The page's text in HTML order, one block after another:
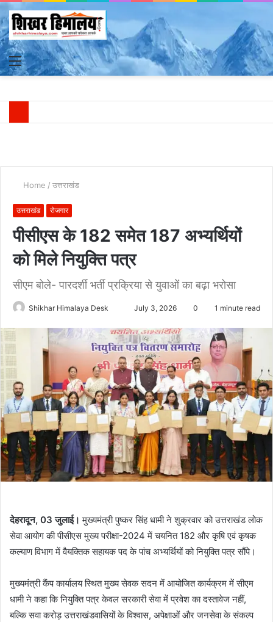
Menu
Home / उत्तराखंड
उत्तराखंड रोजगार
पीसीएस के 182 समेत 187 अभ्यर्थियों
को मिले नियुक्ति पत्र
सीएम बोले- पारदर्शी भर्ती प्रक्रिया से युवाओं का बढ़ा भरोसा
Shikhar Himalaya Desk
Send
email
July 3, 2026 0 1 minute read
देहरादून, 03 जुलाई। मुख्यमंत्री पुष्कर सिंह धामी ने शुक्रवार को उत्तराखंड लोक
सेवा आयोग की पीसीएस मुख्य परीक्षा-2024 में चयनित 182 और कृषि एवं कृषक
कल्याण विभाग में वैयक्तिक सहायक पद के पांच अभ्यर्थियों को नियुक्ति पत्र सौंपे।
मुख्यमंत्री कैंप कार्यालय स्थित मुख्य सेवक सदन में आयोजित कार्यक्रम में सीएम
धामी ने कहा कि नियुक्ति पत्र केवल सरकारी सेवा में प्रवेश का दस्तावेज नहीं,
बल्कि सवा करोड़ उत्तराखंडवासियों के विश्वास, अपेक्षाओं और जनसेवा के संकल्प